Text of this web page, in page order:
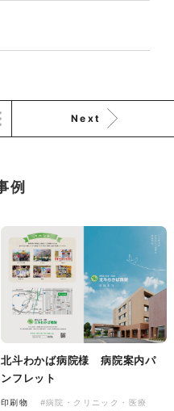
フレット
#イラスト
#エコ・環境
Next
例
北斗わかば病院様 病院案内パ
ンフレット
印刷物
#病院・クリニック・医療